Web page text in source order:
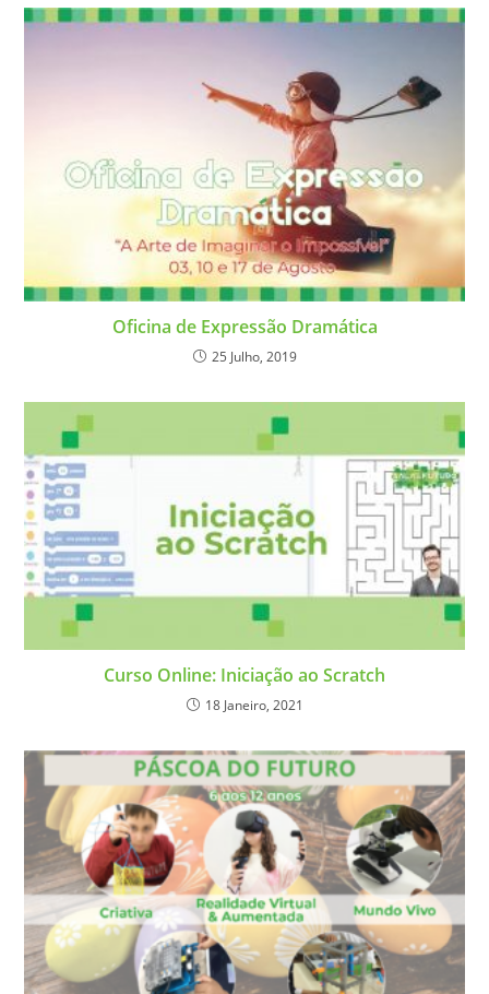
Oficina de Expressão Dramática
25 Julho, 2019
Curso Online: Iniciação ao Scratch
18 Janeiro, 2021